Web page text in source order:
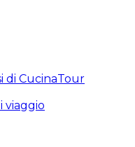
di CucinaTour
viaggio